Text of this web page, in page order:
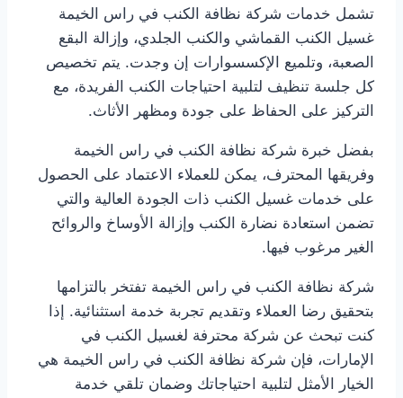
تشمل خدمات شركة نظافة الكنب في راس الخيمة
غسيل الكنب القماشي والكنب الجلدي، وإزالة البقع
الصعبة، وتلميع الإكسسوارات إن وجدت. يتم تخصيص
كل جلسة تنظيف لتلبية احتياجات الكنب الفريدة، مع
التركيز على الحفاظ على جودة ومظهر الأثاث.
بفضل خبرة شركة نظافة الكنب في راس الخيمة
وفريقها المحترف، يمكن للعملاء الاعتماد على الحصول
على خدمات غسيل الكنب ذات الجودة العالية والتي
تضمن استعادة نضارة الكنب وإزالة الأوساخ والروائح
الغير مرغوب فيها.
شركة نظافة الكنب في راس الخيمة تفتخر بالتزامها
بتحقيق رضا العملاء وتقديم تجربة خدمة استثنائية. إذا
كنت تبحث عن شركة محترفة لغسيل الكنب في
الإمارات، فإن شركة نظافة الكنب في راس الخيمة هي
الخيار الأمثل لتلبية احتياجاتك وضمان تلقي خدمة